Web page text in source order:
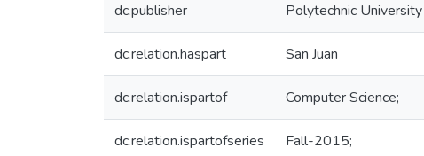
dc.publisher Polytechnic
dc.relation.haspart San Juan
dc.relation.ispartof Computer Science;
dc.relation.ispartofseries Fall-2015;